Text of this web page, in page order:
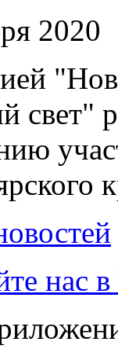
2020
свет"
нас в